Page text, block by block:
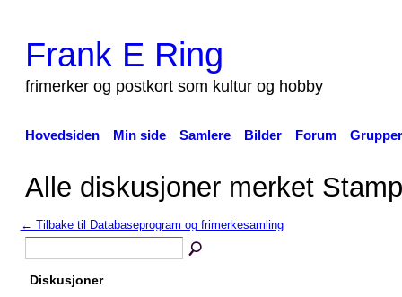
Frank E Ring
frimerker og postkort som kultur og hobby
Hovedsiden Min side Samlere Bilder Forum Grupper
Alle diskusjoner merket
← Tilbake til Databaseprogram og frimerkesamling
Diskusjoner